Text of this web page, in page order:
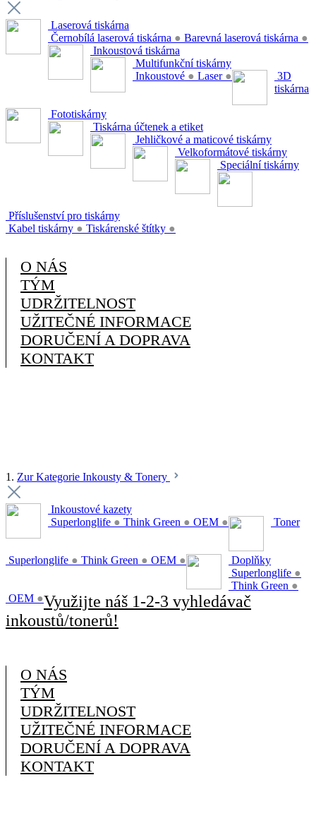
Laserová tiskárna
Černobílá laserová tiskárna ● Barevná laserová tiskárna ●
Inkoustová tiskárna
Multifunkční tiskárny
Inkoustové ● Laser ●
3D
tiskárna
Fototiskárny
Tiskárna účtenek a etiket
Jehličkové a maticové tiskárny
Velkoformátové tiskárny
Speciální tiskárny
Příslušenství pro tiskárny
Kabel tiskárny ● Tiskárenské štítky ●
O NÁS
TÝM
UDRŽITELNOST
UŽITEČNÉ INFORMACE
DORUČENÍ A DOPRAVA
KONTAKT
1. Zur Kategorie Inkousty & Tonery
Inkoustové kazety
Superlonglife ● Think Green ● OEM ● Toner
Superlonglife ● Think Green ● OEM ●
Doplňky
Superlonglife ●
Think Green ●
OEM ●Využijte náš 1-2-3 vyhledávač
inkoustů/tonerů!
O NÁS
TÝM
UDRŽITELNOST
UŽITEČNÉ INFORMACE
DORUČENÍ A DOPRAVA
KONTAKT